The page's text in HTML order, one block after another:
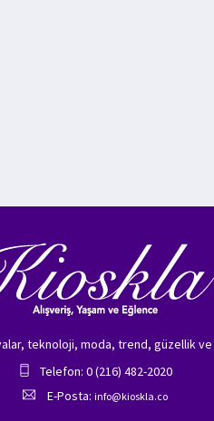
teknoloji, moda, trend, güzellik
Telefon: 0 (216) 482-2020
E-Posta: info@kioskla.co